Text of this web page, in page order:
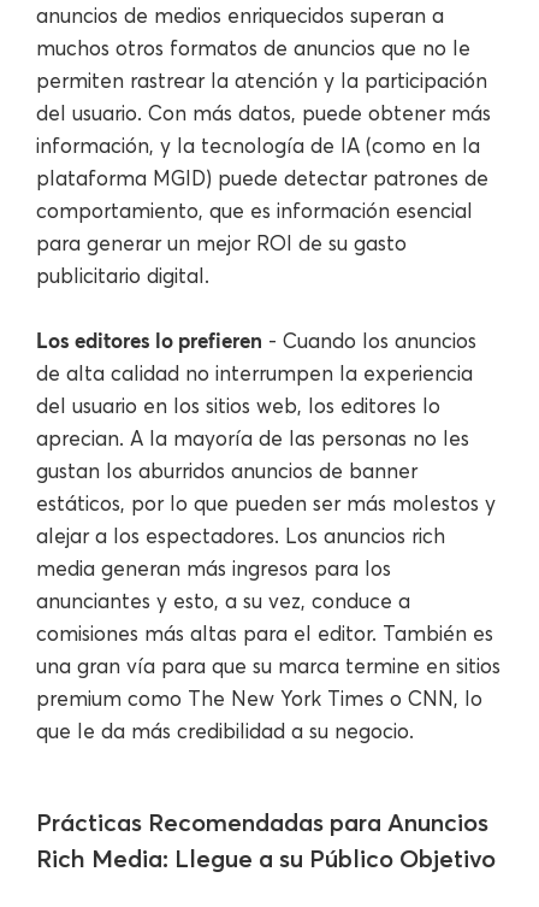
anuncios de medios enriquecidos superan a
muchos otros formatos de anuncios que no le
permiten rastrear la atención y la participación
del usuario. Con más datos, puede obtener más
información, y la tecnología de IA (como en la
plataforma MGID) puede detectar patrones de
comportamiento, que es información esencial
para generar un mejor ROI de su gasto
publicitario digital.
Los editores lo prefieren - Cuando los anuncios
de alta calidad no interrumpen la experiencia
del usuario en los sitios web, los editores lo
aprecian. A la mayoría de las personas no les
gustan los aburridos anuncios de banner
estáticos, por lo que pueden ser más molestos y
alejar a los espectadores. Los anuncios rich
media generan más ingresos para los
anunciantes y esto, a su vez, conduce a
comisiones más altas para el editor. También es
una gran vía para que su marca termine en sitios
premium como The New York Times o CNN, lo
que le da más credibilidad a su negocio.
Prácticas Recomendadas para Anuncios
Rich Media: Llegue a su Público Objetivo